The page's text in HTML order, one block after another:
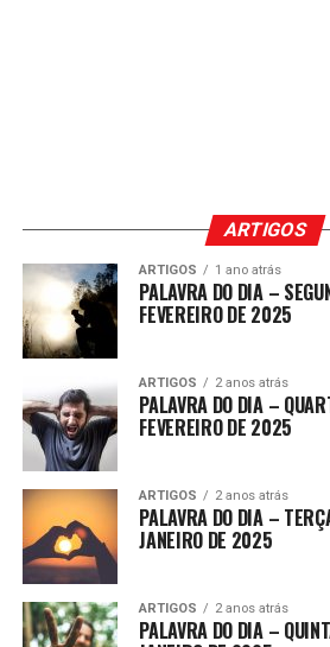
ARTIGOS
ARTIGOS 1 ano atrás
PALAVRA DO DIA –
FEVEREIRO DE 2025
ARTIGOS 2 anos atrás
PALAVRA DO DIA –
FEVEREIRO DE 2025
ARTIGOS 2 anos atrás
PALAVRA DO DIA –
JANEIRO DE 2025
ARTIGOS 2 anos atrás
PALAVRA DO DIA –